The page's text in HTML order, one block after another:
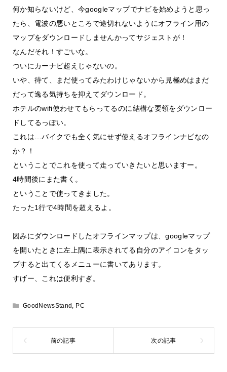
何か知らないけど、今googleマップでナビを始めようと思っ
たら、電波の悪いところで途切れないようにオフライン用の
マップをダウンロードしませんかってサジェストが！
なんだそれ！すごいな。
ついにカーナビ超えじゃないの。
いや、待て、まだ使ってみたわけじゃないから見極めはまだ
だって逸る気持ちを抑えてダウンロード。
ホテルのwifi使わせてもらってるのに結構な要領をダウンロー
ドしてるっぽい。
これは…バイクでも全く気にせず使えるオフラインナビなの
か？！
ということでこれを使って走っていきたいと思いますー。
4時間後にまた書く。
ということで使ってきました。
たった1行で4時間を超えるよ。
因みにダウンロードしたオフラインマップは、googleマップ
を開いたときに左上隅に表示されてる自分のアイコンをタッ
プすると出てくるメニューに書いてあります。
すげー、これは便利すぎ。
GoodNewsStand , PC